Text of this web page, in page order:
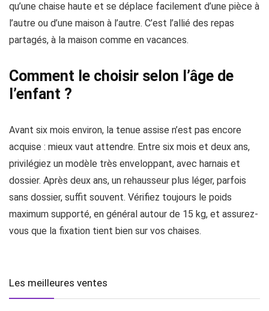
qu’une chaise haute et se déplace facilement d’une pièce à
l’autre ou d’une maison à l’autre. C’est l’allié des repas
partagés, à la maison comme en vacances.
Comment le choisir selon l’âge de
l’enfant ?
Avant six mois environ, la tenue assise n’est pas encore
acquise : mieux vaut attendre. Entre six mois et deux ans,
privilégiez un modèle très enveloppant, avec harnais et
dossier. Après deux ans, un rehausseur plus léger, parfois
sans dossier, suffit souvent. Vérifiez toujours le poids
maximum supporté, en général autour de 15 kg, et assurez-
vous que la fixation tient bien sur vos chaises.
Les meilleures ventes